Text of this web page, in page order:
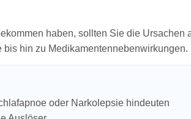
haben, sollten Sie die
hin zu Medikamentennebenwirkungen.
oder Narkolepsie hindeuten